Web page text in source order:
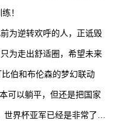
！
为逆转欢呼的人，正诋毁
为走出舒适圈，希望未来
伯和布伦森的梦幻联动
可以躺平，但还是把国家
界杯亚军已经是非常了不